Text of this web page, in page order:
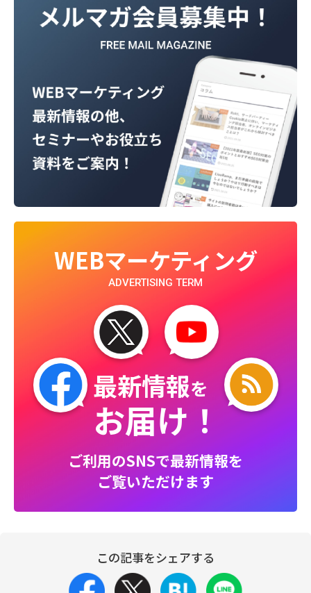
WEBマーケティング
ADVERTISING TERM
最新情報を
お届け！
ご利用のSNSで最新情報を
ご覧いただけます
この記事をシェアする